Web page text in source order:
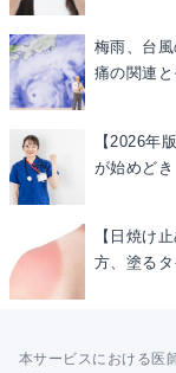
梅雨、台
痛の関連
【2026年
が始めどき
【日焼け
方、塗る
本サービスにおける医